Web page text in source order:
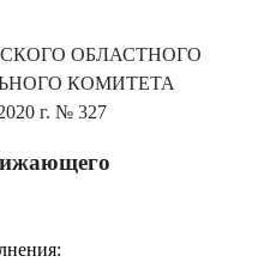
ОБЛАСТНОГО
КОМИТЕТА
г. № 327